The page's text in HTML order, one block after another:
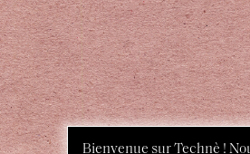
Bienvenue sur Technè !